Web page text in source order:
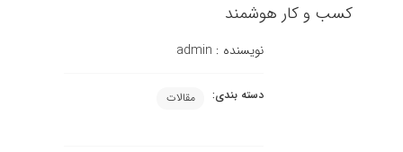
کسب و کار هوشمند
نویسنده : admin
دسته بندی: مقالات